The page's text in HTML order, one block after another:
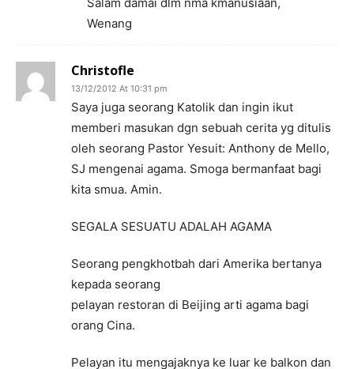
Wenang
Christofle
13/12/2012 At 10:31 pm
Saya juga seorang Katolik dan ingin ikut
memberi masukan dgn sebuah cerita yg ditulis
oleh seorang Pastor Yesuit: Anthony de Mello,
SJ mengenai agama. Smoga bermanfaat bagi
kita smua. Amin.
SEGALA SESUATU ADALAH AGAMA
Seorang pengkhotbah dari Amerika bertanya
kepada seorang
pelayan restoran di Beijing arti agama bagi
orang Cina.
Pelayan itu mengajaknya ke luar ke balkon dan